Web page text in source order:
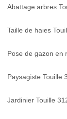
Abattage arbres
Taille de haies
Pose de gazon en
Paysagiste Touille
Jardinier Touille